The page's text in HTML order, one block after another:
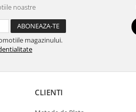
noastre
magazinului.
CLIENTI